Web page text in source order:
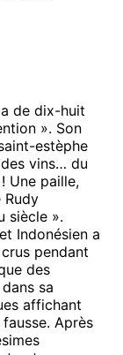
de dix-huit
». Son
estèphe
vins… du
Une paille,
siècle ».
Indonésien a
pendant
des
sa
affichant
Après